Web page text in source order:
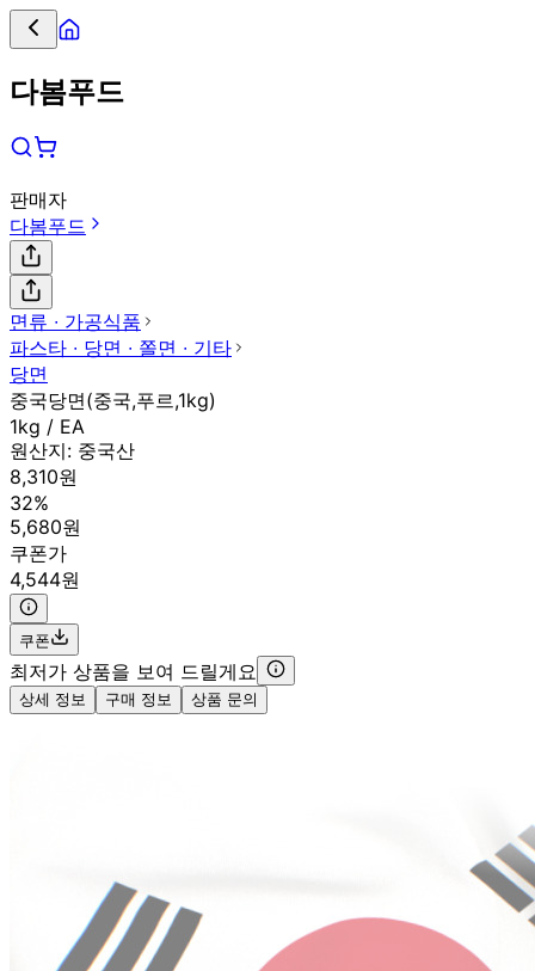
다봄푸드
판매자
다봄푸드
면류 ∙ 가공식품
파스타 ∙ 당면 ∙ 쫄면 ∙ 기타
당면
중국당면(중국,푸르,1kg)
1kg / EA
원산지: 중국산
8,310원
32%
5,680원
쿠폰가
4,544원
쿠폰
최저가 상품을 보여 드릴게요
상세 정보 구매 정보 상품 문의